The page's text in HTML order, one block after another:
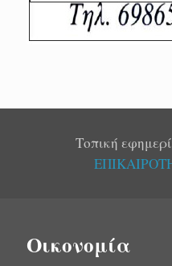
Τοπική
Οικονομία